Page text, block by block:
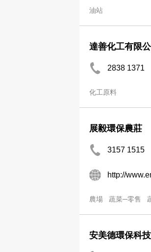
油站
達善化工有限公
2838 1371
化工原料
展毅環保農莊
3157 1515
http://
農場 蔬菜─零售
安美德環保科